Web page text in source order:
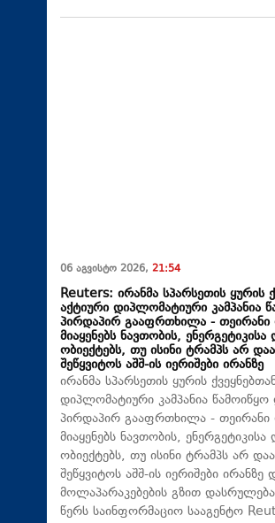
06 აგვისტო 2026, 21:54
Reuters: ირანმა სპარსეთის ყურის
აქტიური დიპლომატიური კამპანია
პირდაპირ გააფრთხილა - თეირანი
მიაყენებს ნავთობის,
ობიექტებს, თუ ისინი ტრამპს არ
შეწყვიტოს აშშ-ის იერიშები ირანზე
ირანმა სპარსეთის ყურის
დიპლომატიური კამპანია წამოიწყო
პირდაპირ გააფრთხილა - თეირანი
მიაყენებს ნავთობის,
ობიექტებს, თუ ისინი ტრამპს არ
შეწყვიტოს აშშ-ის იერიშები ირანზე
მოლაპარაკებების გზით
წერს საინფორმაციო სააგენტო